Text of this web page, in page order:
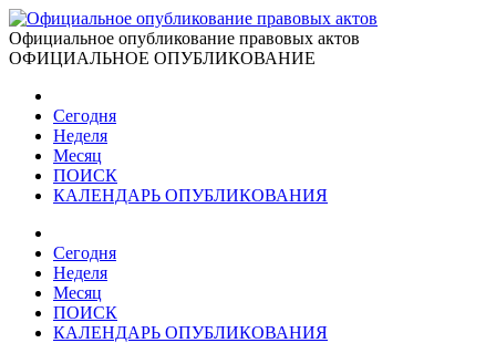
Официальное опубликование правовых актов
ОФИЦИАЛЬНОЕ ОПУБЛИКОВАНИЕ
Сегодня
Неделя
Месяц
ПОИСК
КАЛЕНДАРЬ ОПУБЛИКОВАНИЯ
Сегодня
Неделя
Месяц
ПОИСК
КАЛЕНДАРЬ ОПУБЛИКОВАНИЯ